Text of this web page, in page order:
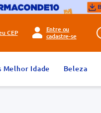
CEP
Entre ou
cadastre-se
Melhor Idade Beleza